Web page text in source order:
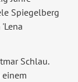
Spiegelberg
Schlau.